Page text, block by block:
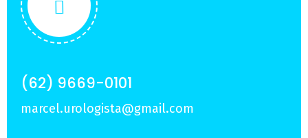
(62) 9669-0101
marcel.urologista@gmail.com